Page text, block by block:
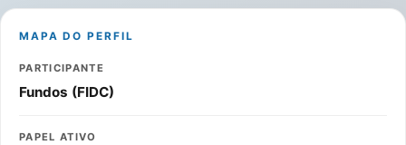
MAPA DO PERFIL
PARTICIPANTE
Fundos (FIDC)
PAPEL ATIVO